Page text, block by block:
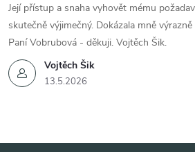
Vojtěch Šik
13.5.2026
Její přístup a snaha vyhovět mému
skutečně výjimečný. Dokázala mně
Paní Vobrubová - děkuji. Vojtěch Šik.